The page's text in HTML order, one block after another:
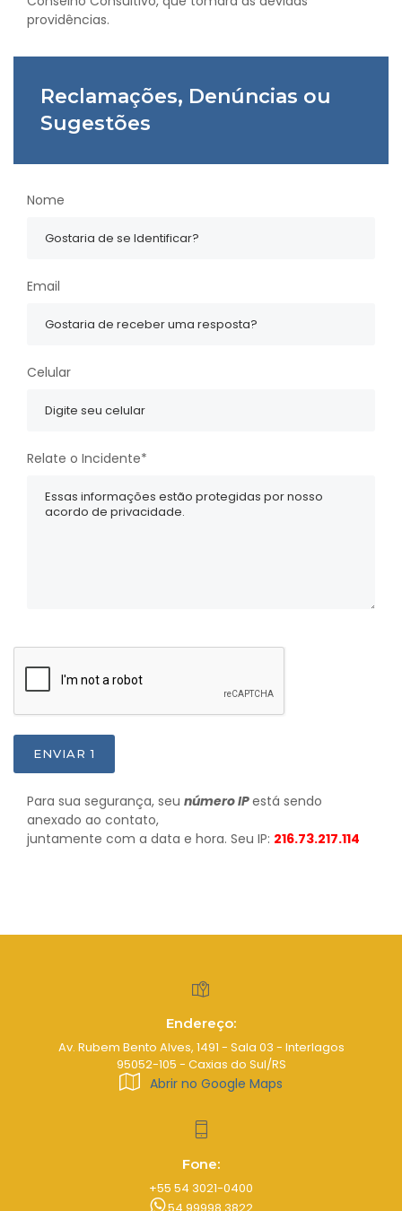
providências.
Reclamações, Denúncias ou
Sugestões
Nome
Email
Celular
Relate o Incidente*
ENVIAR 1
Para sua segurança, seu número IPestá sendo
anexado ao contato,
juntamente com a data e hora. Seu IP: 216.73.217.114
Endereço:
Av. Rubem Bento Alves, 1491 - Sala 03 - Interlagos
95052-105 - Caxias do Sul/RS
Abrir no Google Maps
Fone:
+55 54 3021-0400